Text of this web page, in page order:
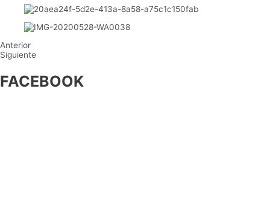
Anterior
Siguiente
FACEBOOK